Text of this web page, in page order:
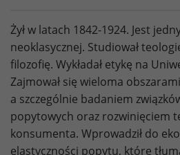
Żył w latach 1842-1924. Jest
neoklasycznej. Studiował
filozofię. Wykładał etykę na
Zajmował się wieloma
a szczególnie badaniem
popytowych oraz rozwinięciem
konsumenta. Wprowadził do
elastyczności popytu, które